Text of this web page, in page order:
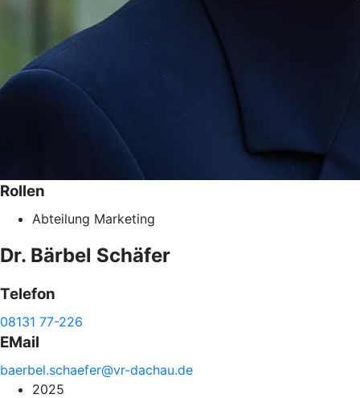
Rollen
Abteilung Marketing
Dr. Bärbel Schäfer
Telefon
08131 77-226
EMail
baerbel.schaefer@vr-dachau.de
2025